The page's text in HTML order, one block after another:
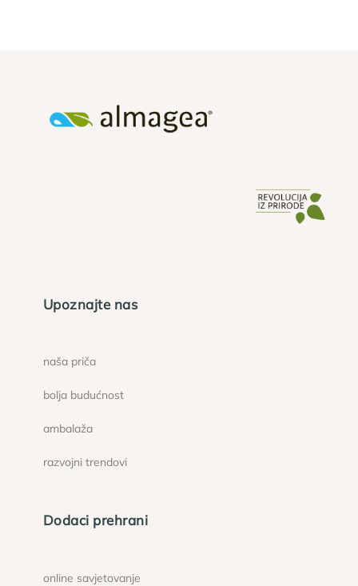
Upoznajte nas
naša priča
bolja budućnost
ambalaža
razvojni trendovi
Dodaci prehrani
online savjetovanje